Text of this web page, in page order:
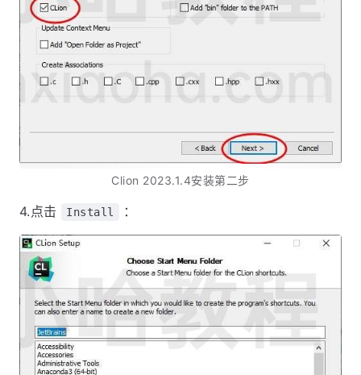
Clion 2023.1.4安装第二步
4.点击 Install ：